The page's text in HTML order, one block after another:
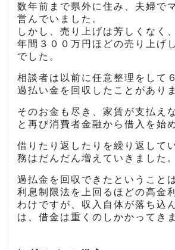
数年前まで県外に住み、夫婦で
営んでいました。
しかし、売り上げは芳しくなく
年間３００万円ほどの売り上げ
でした。
相談者は以前に任意整理をして
過払い金を回収したことがあり
そのお金も尽き、家賃が支払え
と再び消費者金融から借入を始
借りたり返したりを繰り返して
務はだんだん増えていきました。
過払金を回収できたということ
利息制限法を上回るほどの高金
わけですが、収入自体が落ち込
は、借金は重くのしかかってき